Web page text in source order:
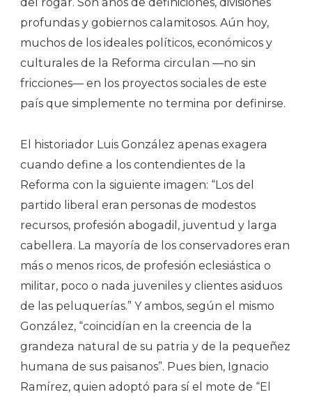
profundas y gobiernos calamitosos. Aún hoy,
muchos de los ideales políticos, económicos y
culturales de la Reforma circulan —no sin
fricciones— en los proyectos sociales de este
país que simplemente no termina por definirse.
El historiador Luis González apenas exagera
cuando define a los contendientes de la
Reforma con la siguiente imagen: “Los del
partido liberal eran personas de modestos
recursos, profesión abogadil, juventud y larga
cabellera. La mayoría de los conservadores eran
más o menos ricos, de profesión eclesiástica o
militar, poco o nada juveniles y clientes asiduos
de las peluquerías.” Y ambos, según el mismo
González, “coincidían en la creencia de la
grandeza natural de su patria y de la pequeñez
humana de sus paisanos”. Pues bien, Ignacio
Ramírez, quien adoptó para sí el mote de “El